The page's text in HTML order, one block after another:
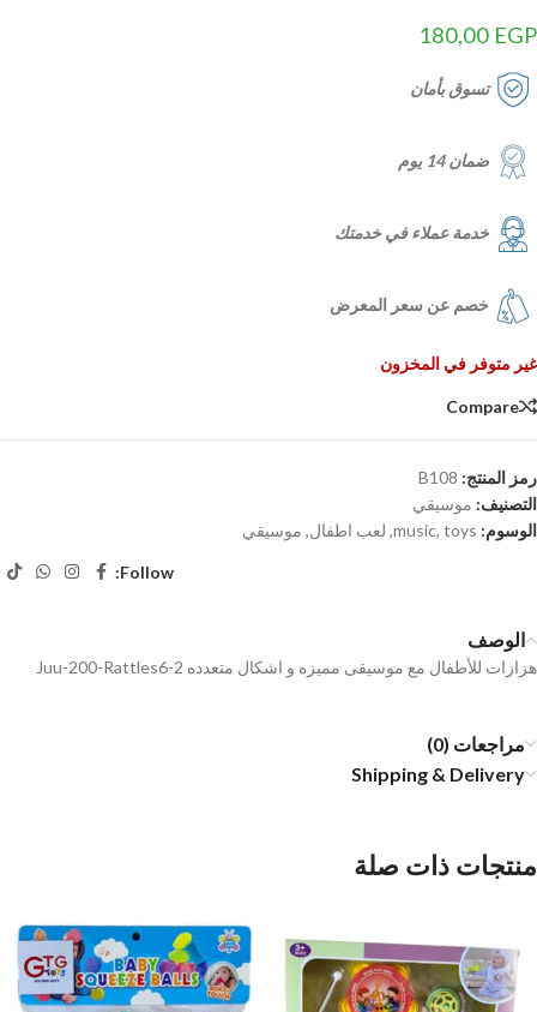
180,00 EGP
تسوق بأمان
ضمان 14 يوم
خدمة عملاء في خدمتك
خصم عن سعر المعرض
غير متوفر في المخزون
Compare
رمز المنتج: B108
التصنيف: موسيقي
الوسوم:
music, toys
, لعب اطفال, موسيقي
Follow:
الوصف
هزازات للأطفال مع موسيقى مميزه و اشكال متعدده Juu-200-Rattles6-2
مراجعات (0)
Shipping & Delivery
منتجات ذات صلة